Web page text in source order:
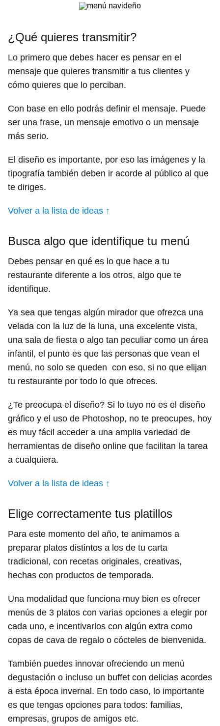
¿Qué quieres transmitir?
Lo primero que debes hacer es pensar en el
mensaje que quieres transmitir a tus clientes y
cómo quieres que lo perciban.
Con base en ello podrás definir el mensaje. Puede
ser una frase, un mensaje emotivo o un mensaje
más serio.
El diseño es importante, por eso las imágenes y la
tipografía también deben ir acorde al público al que
te diriges.
Volver a la lista de ideas ↑
Busca algo que identifique tu menú
Debes pensar en qué es lo que hace a tu
restaurante diferente a los otros, algo que te
identifique.
Ya sea que tengas algún mirador que ofrezca una
velada con la luz de la luna, una excelente vista,
una sala de fiesta o algo tan peculiar como un área
infantil, el punto es que las personas que vean el
menú, no solo se queden con eso, si no que elijan
tu restaurante por todo lo que ofreces.
¿Te preocupa el diseño? Si lo tuyo no es el diseño
gráfico y el uso de Photoshop, no te preocupes, hoy
es muy fácil acceder a una amplia variedad de
herramientas de diseño online que facilitan la tarea
a cualquiera.
Volver a la lista de ideas ↑
Elige correctamente tus platillos
Para este momento del año, te animamos a
preparar platos distintos a los de tu carta
tradicional, con recetas originales, creativas,
hechas con productos de temporada.
Una modalidad que funciona muy bien es ofrecer
menús de 3 platos con varias opciones a elegir por
cada uno, e incentivarlos con algún extra como
copas de cava de regalo o cócteles de bienvenida.
También puedes innovar ofreciendo un menú
degustación o incluso un buffet con delicias acordes
a esta época invernal. En todo caso, lo importante
es que tengas opciones para todos: familias,
empresas, grupos de amigos etc.